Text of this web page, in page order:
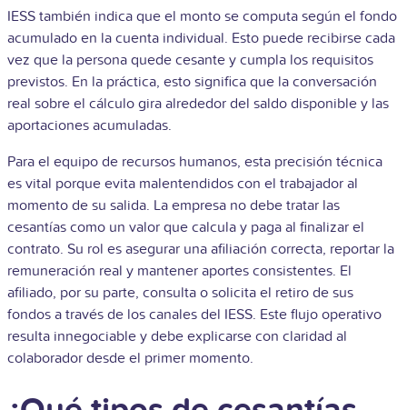
IESS también indica que el monto se computa según el fondo
acumulado en la cuenta individual. Esto puede recibirse cada
vez que la persona quede cesante y cumpla los requisitos
previstos. En la práctica, esto significa que la conversación
real sobre el cálculo gira alrededor del saldo disponible y las
aportaciones acumuladas.
Para el equipo de recursos humanos, esta precisión técnica
es vital porque evita malentendidos con el trabajador al
momento de su salida. La empresa no debe tratar las
cesantías como un valor que calcula y paga al finalizar el
contrato. Su rol es asegurar una afiliación correcta, reportar la
remuneración real y mantener aportes consistentes. El
afiliado, por su parte, consulta o solicita el retiro de sus
fondos a través de los canales del IESS. Este flujo operativo
resulta innegociable y debe explicarse con claridad al
colaborador desde el primer momento.